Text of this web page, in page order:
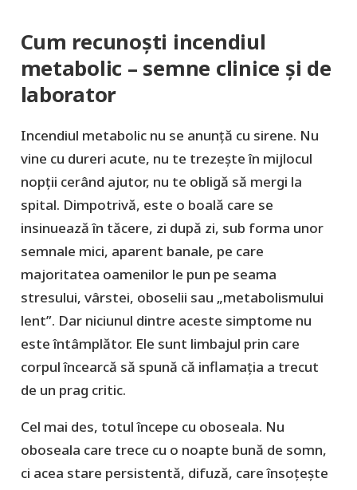
Cum recunoști incendiul
metabolic – semne clinice și de
laborator
Incendiul metabolic nu se anunță cu sirene. Nu
vine cu dureri acute, nu te trezește în mijlocul
nopții cerând ajutor, nu te obligă să mergi la
spital. Dimpotrivă, este o boală care se
insinuează în tăcere, zi după zi, sub forma unor
semnale mici, aparent banale, pe care
majoritatea oamenilor le pun pe seama
stresului, vârstei, oboselii sau „metabolismului
lent”. Dar niciunul dintre aceste simptome nu
este întâmplător. Ele sunt limbajul prin care
corpul încearcă să spună că inflamația a trecut
de un prag critic.
Cel mai des, totul începe cu oboseala. Nu
oboseala care trece cu o noapte bună de somn,
ci acea stare persistentă, difuză, care însoțește